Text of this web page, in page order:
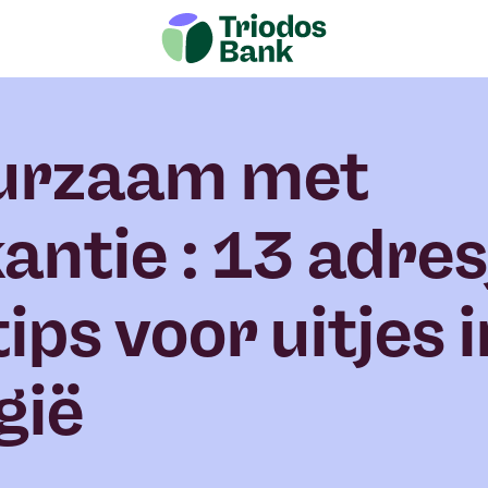
met
: 13
voor uitjes